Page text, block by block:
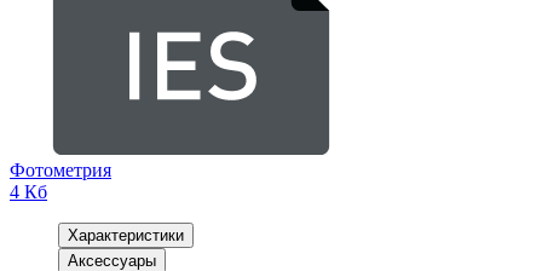
Фотометрия
4 Кб
Характеристики
Аксессуары